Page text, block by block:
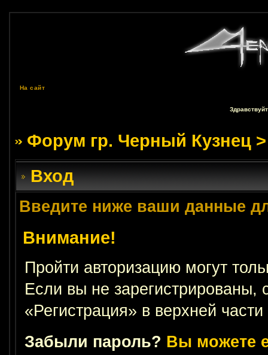
На сайт
Форум гр. Черный Кузнец>
Вход
Введите ниже ваши данные
Внимание!
Пройти авторизацию могут
Если вы не зарегистрированы,
«Регистрация» в верхней
Забыли пароль? Вы можете